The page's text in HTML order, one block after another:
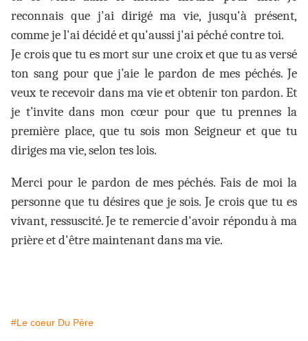
reconnais que j'ai dirigé ma vie, jusqu'à présent,
comme je l'ai décidé et qu'aussi j'ai péché contre toi.
Je crois que tu es mort sur une croix et que tu as versé
ton sang pour que j’aie le pardon de mes péchés. Je
veux te recevoir dans ma vie et obtenir ton pardon. Et
je t’invite dans mon cœur pour que tu prennes la
première place, que tu sois mon Seigneur et que tu
diriges ma vie, selon tes lois.
Merci pour le pardon de mes péchés. Fais de moi la
personne que tu désires que je sois. Je crois que tu es
vivant, ressuscité. Je te remercie d'avoir répondu à ma
prière et d'être maintenant dans ma vie.
#Le coeur Du Père